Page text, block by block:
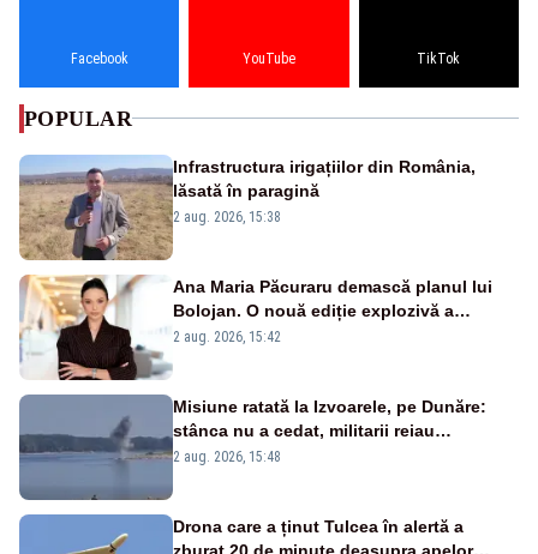
Facebook YouTube TikTok
POPULAR
Infrastructura irigațiilor din România,
lăsată în paragină
2 aug. 2026, 15:38
Ana Maria Păcuraru demască planul lui
Bolojan. O nouă ediție explozivă a
emisiunii „Miza Zilei” la Realitatea PLUS
2 aug. 2026, 15:42
Misiune ratată la Izvoarele, pe Dunăre:
stânca nu a cedat, militarii reiau
detonările luni – VIDEO
2 aug. 2026, 15:48
Drona care a ținut Tulcea în alertă a